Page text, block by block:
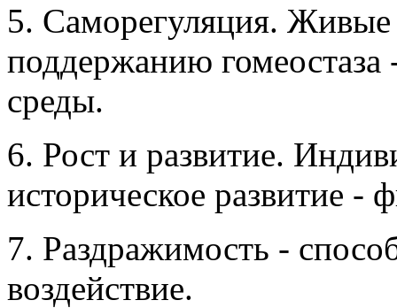
5. Саморегуляция.
поддержанию гомеостаза
среды.
6. Рост и развитие.
историческое развитие -
7. Раздражимость -
воздействие.